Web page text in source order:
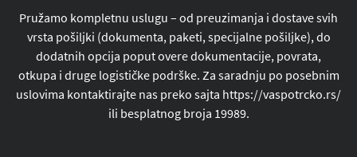
Pružamo kompletnu uslugu – od preuzimanja i dostave svih
vrsta pošiljki (dokumenta, paketi, specijalne pošiljke), do
dodatnih opcija poput overe dokumentacije, povrata,
otkupa i druge logističke podrške. Za saradnju po posebnim
uslovima kontaktirajte nas preko sajta https://vaspotrcko.rs/
ili besplatnog broja 19989.